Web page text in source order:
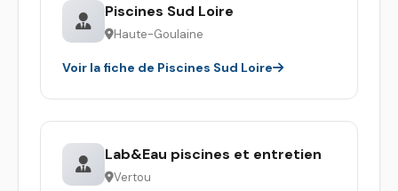
Piscines Sud Loire
Haute-Goulaine
Voir la fiche de Piscines Sud Loire
Lab&Eau piscines et entretien
Vertou